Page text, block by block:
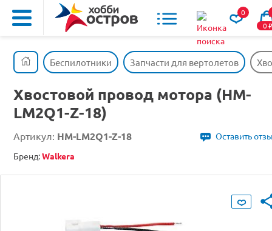
0
0o
Беспилотники Запчасти для вертолетов
Хвостовой провод мотора (HM-
LM2Q1-Z-18)
Артикул: HM-LM2Q1-Z-18
Оставить
Бренд:Walkera